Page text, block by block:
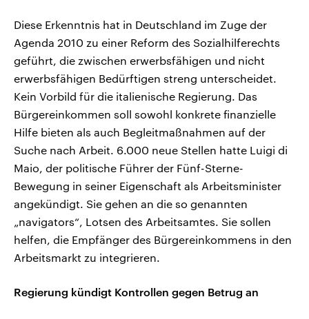
Diese Erkenntnis hat in Deutschland im Zuge der
Agenda 2010 zu einer Reform des Sozialhilferechts
geführt, die zwischen erwerbsfähigen und nicht
erwerbsfähigen Bedürftigen streng unterscheidet.
Kein Vorbild für die italienische Regierung. Das
Bürgereinkommen soll sowohl konkrete finanzielle
Hilfe bieten als auch Begleitmaßnahmen auf der
Suche nach Arbeit. 6.000 neue Stellen hatte Luigi di
Maio, der politische Führer der Fünf-Sterne-
Bewegung in seiner Eigenschaft als Arbeitsminister
angekündigt. Sie gehen an die so genannten
„navigators“, Lotsen des Arbeitsamtes. Sie sollen
helfen, die Empfänger des Bürgereinkommens in den
Arbeitsmarkt zu integrieren.
Regierung kündigt Kontrollen gegen Betrug an